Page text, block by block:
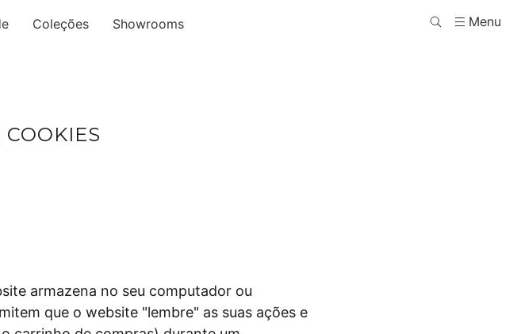
Menu
Coleções Showrooms
armazena no seu computador ou
que o website "lembre" as suas ações e